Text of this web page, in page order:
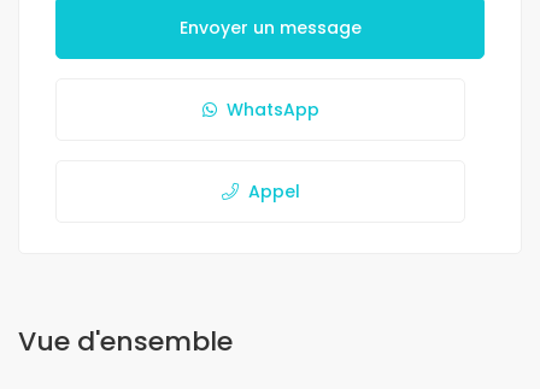
Envoyer un message
WhatsApp
Appel
Vue d'ensemble